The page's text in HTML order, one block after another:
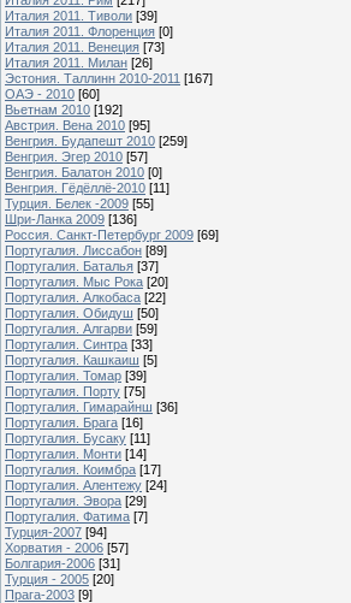
Италия 2011. Тиволи [39]
Италия 2011. Флоренция [0]
Италия 2011. Венеция [73]
Италия 2011. Милан [26]
Эстония. Таллинн 2010-2011 [167]
ОАЭ - 2010 [60]
Вьетнам 2010 [192]
Австрия. Вена 2010 [95]
Венгрия. Будапешт 2010 [259]
Венгрия. Эгер 2010 [57]
Венгрия. Балатон 2010 [0]
Венгрия. Гёдёллё-2010 [11]
Турция. Белек -2009 [55]
Шри-Ланка 2009 [136]
Россия. Санкт-Петербург 2009 [69]
Португалия. Лиссабон [89]
Португалия. Баталья [37]
Португалия. Мыс Рока [20]
Португалия. Алкобаса [22]
Португалия. Обидуш [50]
Португалия. Алгарви [59]
Португалия. Синтра [33]
Португалия. Кашкаиш [5]
Португалия. Томар [39]
Португалия. Порту [75]
Португалия. Гимарайнш [36]
Португалия. Брага [16]
Португалия. Бусаку [11]
Португалия. Монти [14]
Португалия. Коимбра [17]
Португалия. Алентежу [24]
Португалия. Эвора [29]
Португалия. Фатима [7]
Турция-2007 [94]
Хорватия - 2006 [57]
Болгария-2006 [31]
Турция - 2005 [20]
Прага-2003 [9]